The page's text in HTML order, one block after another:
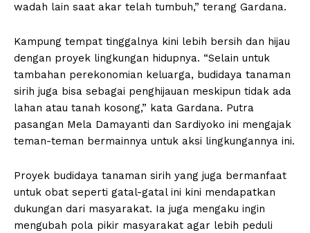
wadah lain saat akar telah tumbuh,” terang Gardana.
Kampung tempat tinggalnya kini lebih bersih dan hijau
dengan proyek lingkungan hidupnya. “Selain untuk
tambahan perekonomian keluarga, budidaya tanaman
sirih juga bisa sebagai penghijauan meskipun tidak ada
lahan atau tanah kosong,” kata Gardana. Putra
pasangan Mela Damayanti dan Sardiyoko ini mengajak
teman-teman bermainnya untuk aksi lingkungannya ini.
Proyek budidaya tanaman sirih yang juga bermanfaat
untuk obat seperti gatal-gatal ini kini mendapatkan
dukungan dari masyarakat. Ia juga mengaku ingin
mengubah pola pikir masyarakat agar lebih peduli